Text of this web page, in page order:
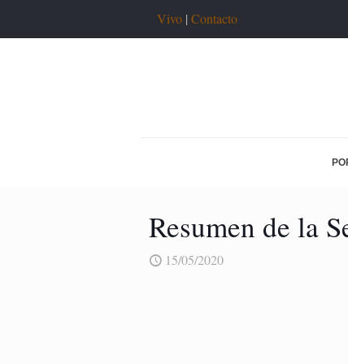
Vivo | Contacto
Resumen de la
15/05/2020